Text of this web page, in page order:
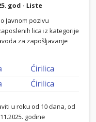
god - Liste
Javnom pozivu
lica iz kategorije
za zapošljavanje
Ćirilica
Ćirilica
u roku od 10 dana, od
godine